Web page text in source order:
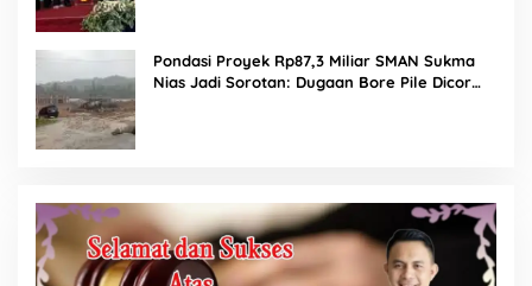
Pondasi Proyek Rp87,3 Miliar SMAN Sukma
Nias Jadi Sorotan: Dugaan Bore Pile Dicor